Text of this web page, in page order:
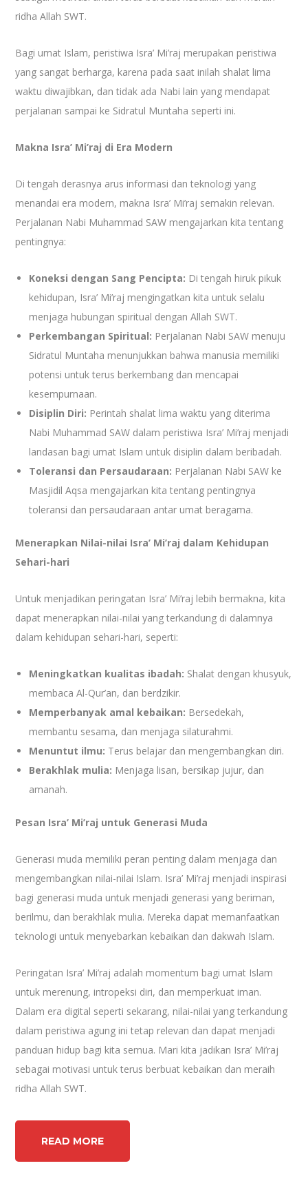
ridha Allah SWT.
Bagi umat Islam, peristiwa Isra’ Mi’raj merupakan peristiwa
yang sangat berharga, karena pada saat inilah shalat lima
waktu diwajibkan, dan tidak ada Nabi lain yang mendapat
perjalanan sampai ke Sidratul Muntaha seperti ini.
Makna Isra’ Mi’raj di Era Modern
Di tengah derasnya arus informasi dan teknologi yang
menandai era modern, makna Isra’ Mi’raj semakin relevan.
Perjalanan Nabi Muhammad SAW mengajarkan kita tentang
pentingnya:
Koneksi dengan Sang Pencipta: Di tengah hiruk pikuk
kehidupan, Isra’ Mi’raj mengingatkan kita untuk selalu
menjaga hubungan spiritual dengan Allah SWT.
Perkembangan Spiritual: Perjalanan Nabi SAW menuju
Sidratul Muntaha menunjukkan bahwa manusia memiliki
potensi untuk terus berkembang dan mencapai
kesempurnaan.
Disiplin Diri: Perintah shalat lima waktu yang diterima
Nabi Muhammad SAW dalam peristiwa Isra’ Mi’raj menjadi
landasan bagi umat Islam untuk disiplin dalam beribadah.
Toleransi dan Persaudaraan: Perjalanan Nabi SAW ke
Masjidil Aqsa mengajarkan kita tentang pentingnya
toleransi dan persaudaraan antar umat beragama.
Menerapkan Nilai-nilai Isra’ Mi’raj dalam Kehidupan
Sehari-hari
Untuk menjadikan peringatan Isra’ Mi’raj lebih bermakna, kita
dapat menerapkan nilai-nilai yang terkandung di dalamnya
dalam kehidupan sehari-hari, seperti:
Meningkatkan kualitas ibadah: Shalat dengan khusyuk,
membaca Al-Qur’an, dan berdzikir.
Memperbanyak amal kebaikan: Bersedekah,
membantu sesama, dan menjaga silaturahmi.
Menuntut ilmu: Terus belajar dan mengembangkan diri.
Berakhlak mulia: Menjaga lisan, bersikap jujur, dan
amanah.
Pesan Isra’ Mi’raj untuk Generasi Muda
Generasi muda memiliki peran penting dalam menjaga dan
mengembangkan nilai-nilai Islam. Isra’ Mi’raj menjadi inspirasi
bagi generasi muda untuk menjadi generasi yang beriman,
berilmu, dan berakhlak mulia. Mereka dapat memanfaatkan
teknologi untuk menyebarkan kebaikan dan dakwah Islam.
Peringatan Isra’ Mi’raj adalah momentum bagi umat Islam
untuk merenung, intropeksi diri, dan memperkuat iman.
Dalam era digital seperti sekarang, nilai-nilai yang terkandung
dalam peristiwa agung ini tetap relevan dan dapat menjadi
panduan hidup bagi kita semua. Mari kita jadikan Isra’ Mi’raj
sebagai motivasi untuk terus berbuat kebaikan dan meraih
ridha Allah SWT.
READ MORE